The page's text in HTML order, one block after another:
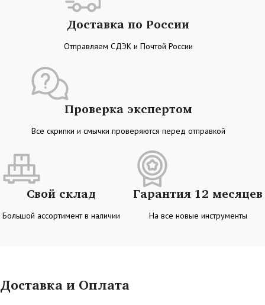
Доставка по России
Отправляем СДЭК и Почтой России
Проверка экспертом
Все скрипки и смычки проверяются перед отправкой
Свой склад
Большой ассортимент в наличии
Гарантия 12 месяцев
На все новые инструменты
Доставка и Оплата